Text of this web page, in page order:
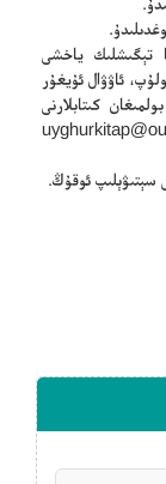
تېگىشلىك ياخشى
ئاۋۋال ئۇيغۇر
كىتابلارنى